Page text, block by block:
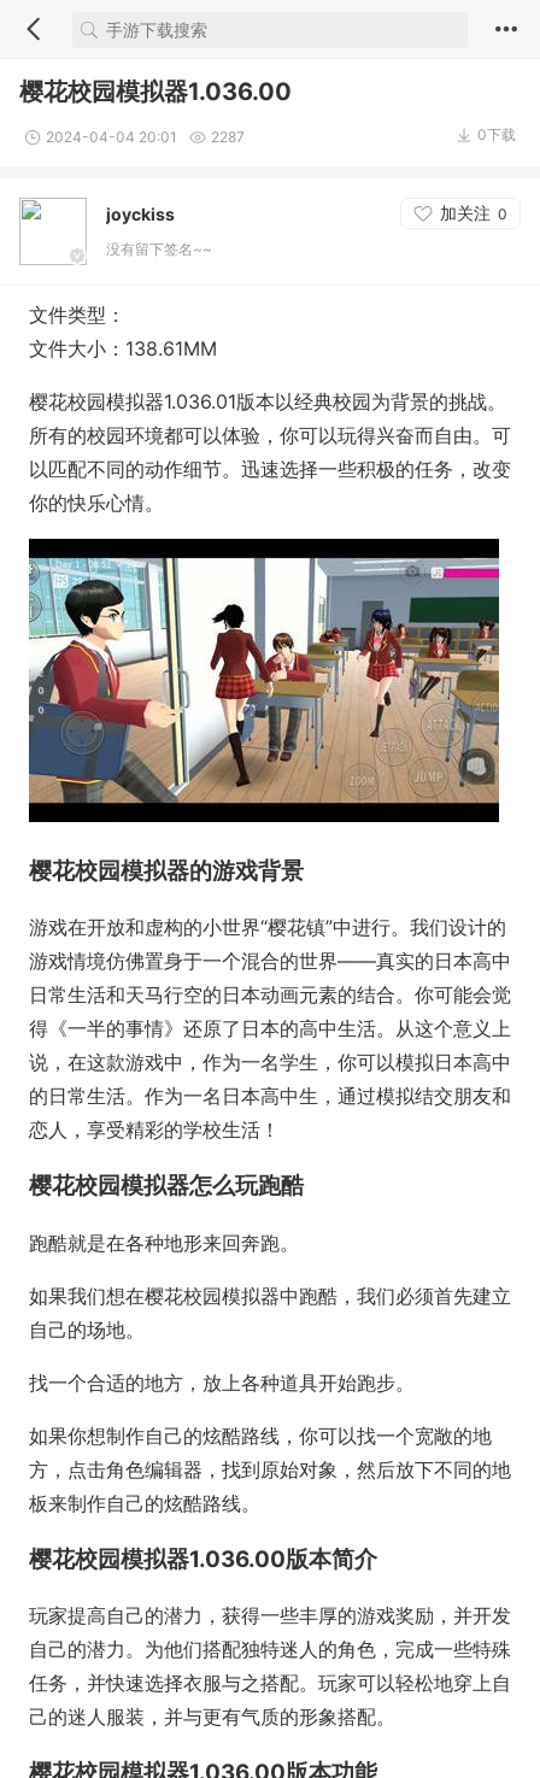
樱花校园模拟器1.036.00
2024-04-04 20:01 2287 0下载
joyckiss 加关注 0
没有留下签名~~
文件类型：
文件大小：138.61MM
樱花校园模拟器1.036.01版本以经典校园为背景的挑战。
所有的校园环境都可以体验，你可以玩得兴奋而自由。可
以匹配不同的动作细节。迅速选择一些积极的任务，改变
你的快乐心情。
樱花校园模拟器的游戏背景
游戏在开放和虚构的小世界“樱花镇”中进行。我们设计的
游戏情境仿佛置身于一个混合的世界——真实的日本高中
日常生活和天马行空的日本动画元素的结合。你可能会觉
得《一半的事情》还原了日本的高中生活。从这个意义上
说，在这款游戏中，作为一名学生，你可以模拟日本高中
的日常生活。作为一名日本高中生，通过模拟结交朋友和
恋人，享受精彩的学校生活！
樱花校园模拟器怎么玩跑酷
跑酷就是在各种地形来回奔跑。
如果我们想在樱花校园模拟器中跑酷，我们必须首先建立
自己的场地。
找一个合适的地方，放上各种道具开始跑步。
如果你想制作自己的炫酷路线，你可以找一个宽敞的地
方，点击角色编辑器，找到原始对象，然后放下不同的地
板来制作自己的炫酷路线。
樱花校园模拟器1.036.00版本简介
玩家提高自己的潜力，获得一些丰厚的游戏奖励，并开发
自己的潜力。为他们搭配独特迷人的角色，完成一些特殊
任务，并快速选择衣服与之搭配。玩家可以轻松地穿上自
己的迷人服装，并与更有气质的形象搭配。